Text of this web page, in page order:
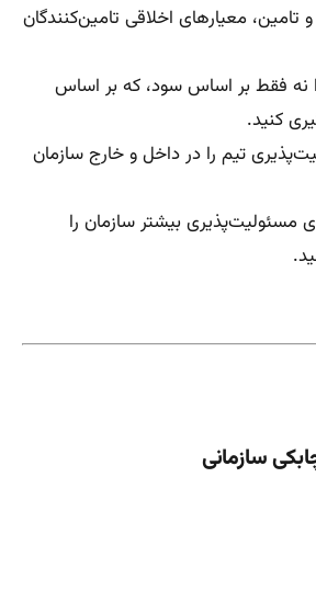
تامین، معیارهای اخلاقی تامین‌کنندگان
نه فقط بر اساس سود، که بر اساس
کنید.
تیم را در داخل و خارج سازمان
مسئولیت‌پذیری بیشتر سازمان را
سازمانی